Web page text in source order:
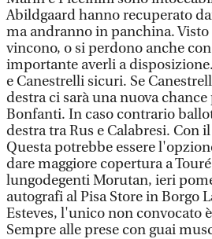
Abildgaard hanno recuperato
ma andranno in panchina.
vincono, o si perdono anche
importante averli a
e Canestrelli sicuri. Se
destra ci sarà una nuova
Bonfanti. In caso contrario
destra tra Rus e Calabresi. Con
Questa potrebbe essere
dare maggiore copertura a
lungodegenti Morutan, ieri
autografi al Pisa Store in Borgo
Esteves, l'unico non convocato
Sempre alle prese con guai